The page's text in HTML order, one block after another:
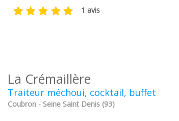
1 avis
La Crémaillère
Traiteur méchoui, cocktail, buffet
Coubron - Seine Saint Denis (93)